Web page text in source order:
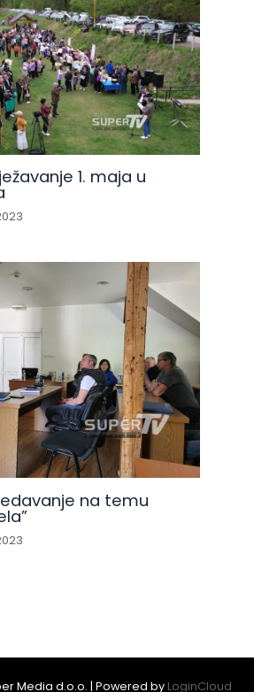
1. maja u
na temu
Media d.o.o. | Powered by LoginCloud